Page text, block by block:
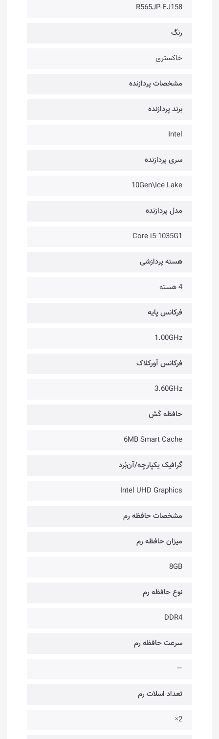
R565JP-EJ158
رنگ
خاکستری
مشخصات پردازنده
برند پردازنده
Intel
سری پردازنده
10Gen\Ice Lake
مدل پردازنده
Core i5-1035G1
هسته پردازشی
4 هسته
فرکانس پایه
1.00GHz
فرکانس آورکلاک
3.60GHz
حافظه کَش
6MB Smart Cache
گرافیک یکپارچه/آن‌بُرد
Intel UHD Graphics
مشخصات حافظه رم
میزان حافظه رم
8GB
نوع حافظه رم
DDR4
سرعت حافظه رم
—
تعداد اسلات رم
2×